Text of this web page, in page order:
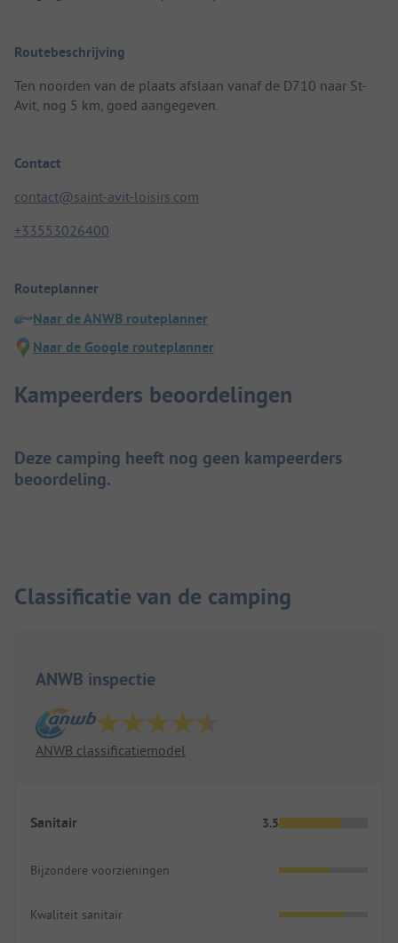
Routebeschrijving
Ten noorden van de plaats afslaan vanaf de D710 naar St-
Avit, nog 5 km, goed aangegeven.
Contact
contact@saint-avit-loisirs.com
+33553026400
Routeplanner
Naar de ANWB routeplanner
Naar de Google routeplanner
Kampeerders beoordelingen
Deze camping heeft nog geen kampeerders
beoordeling.
Classificatie van de camping
ANWB inspectie
ANWB classificatiemodel
Sanitair 3.5
Bijzondere voorzieningen
Kwaliteit sanitair